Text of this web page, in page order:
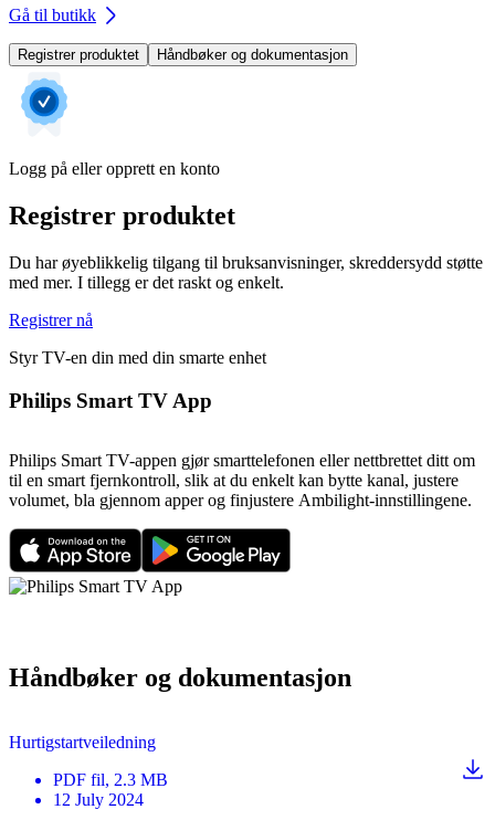
Gå til butikk
Registrer produktet Håndbøker og dokumentasjon
Logg på eller opprett en konto
Registrer produktet
Du har øyeblikkelig tilgang til bruksanvisninger, skreddersydd støtte
med mer. I tillegg er det raskt og enkelt.
Registrer nå
Styr TV-en din med din smarte enhet
Philips Smart TV App
Philips Smart TV-appen gjør smarttelefonen eller nettbrettet ditt om
til en smart fjernkontroll, slik at du enkelt kan bytte kanal, justere
volumet, bla gjennom apper og finjustere Ambilight-innstillingene.
Håndbøker og dokumentasjon
Hurtigstartveiledning
PDF fil, 2.3 MB
12 July 2024